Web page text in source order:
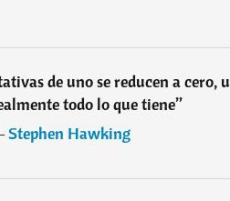
de uno se reducen a cero,
todo lo que tiene”
Stephen Hawking